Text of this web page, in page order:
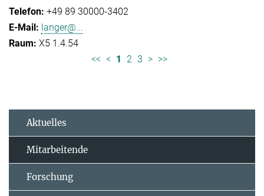
+49 89 30000-3402
langer@...
X5 1.4.54
<< < 1 2 3 > >>
Aktuelles
Mitarbeitende
Forschung